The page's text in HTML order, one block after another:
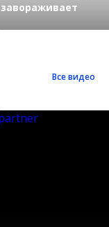
завораживает
Все видео